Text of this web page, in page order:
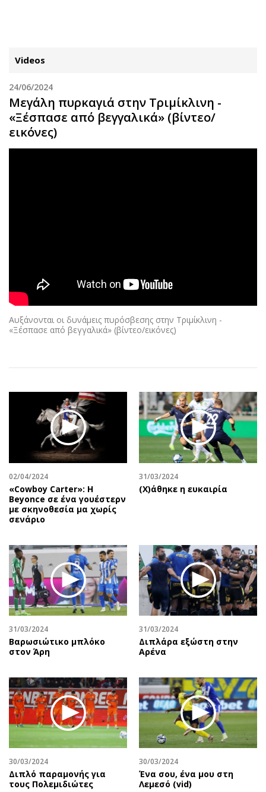
ΚΑΤΗΓΟΡΙΕΣ ΣΥΝΔΕΣΗ
Κύπρος
Παιδεία
Αθλητισμός
Κύπρος
Διεθνή
Επιχειρήσεις
Money Review
AstroBank Properties
Trends
Ενέργεια
Ναυτιλία
Ελλάδα
Κόσμος
Παράξενα
Πολιτισμός
Θέατρο-Χορός
Μουσική
Βιβλίο
Χειρόγραφα
Απόψεις
Geek
Social
Οικονομία
Γενικά
Αναδρομές
Πρόσωπα
Περιβάλλον
Good Life
Συνταγές
Έξοδος
Media
Εκπομπές
Podcasts
Uncut
Προσωπικότητες στην ''Κ''
Επιστολές
Videos
24/06/2024
Μεγάλη πυρκαγιά στην Τριμίκλινη -
«Ξέσπασε από βεγγαλικά» (βίντεο/
εικόνες)
Αυξάνονται οι δυνάμεις πυρόσβεσης στην Τριμίκλινη -
«Ξέσπασε από βεγγαλικά» (βίντεο/εικόνες)
02/04/2024
«Cowboy Carter»: H
Beyonce σε ένα γουέστερν
με σκηνοθεσία μα χωρίς
σενάριο
31/03/2024
(X)άθηκε η ευκαιρία
31/03/2024
Βαρωσιώτικο μπλόκο
στον Άρη
31/03/2024
Διπλάρα εξώστη στην
Αρένα
30/03/2024
Διπλό παραμονής για
τους Πολεμιδιώτες
30/03/2024
Ένα σου, ένα μου στη
Λεμεσό (vid)